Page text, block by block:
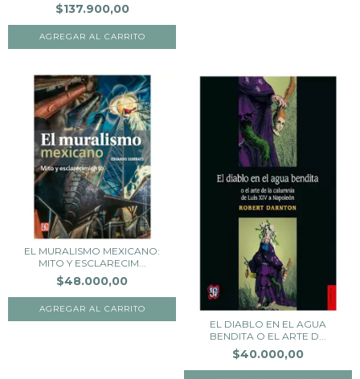
$137.900,00
EL MURALISMO MEXICANO:
MITO Y ESCLARECIM...
$48.000,00
EL DIABLO EN EL AGUA
BENDITA O EL ARTE D...
$40.000,00